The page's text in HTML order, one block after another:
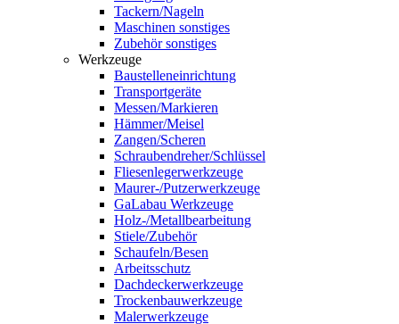
Tackern/Nageln
Maschinen sonstiges
Zubehör sonstiges
Werkzeuge
Baustelleneinrichtung
Transportgeräte
Messen/Markieren
Hämmer/Meisel
Zangen/Scheren
Schraubendreher/Schlüssel
Fliesenlegerwerkzeuge
Maurer-/Putzerwerkzeuge
GaLabau Werkzeuge
Holz-/Metallbearbeitung
Stiele/Zubehör
Schaufeln/Besen
Arbeitsschutz
Dachdeckerwerkzeuge
Trockenbauwerkzeuge
Malerwerkzeuge